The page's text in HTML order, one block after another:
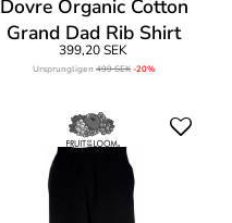
Dovre Organic Cotton
Grand Dad Rib Shirt
399,20 SEK
Ursprungligen499 SEK-20%